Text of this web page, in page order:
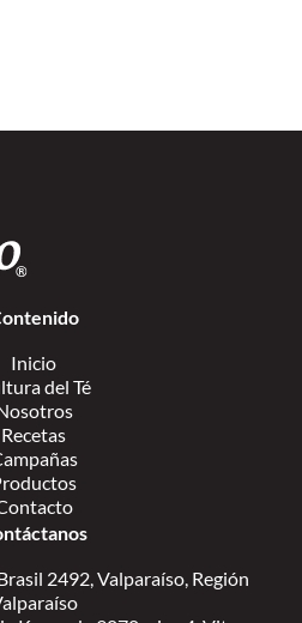
Inicio
del Té
Recetas
2492, Valparaíso, Región